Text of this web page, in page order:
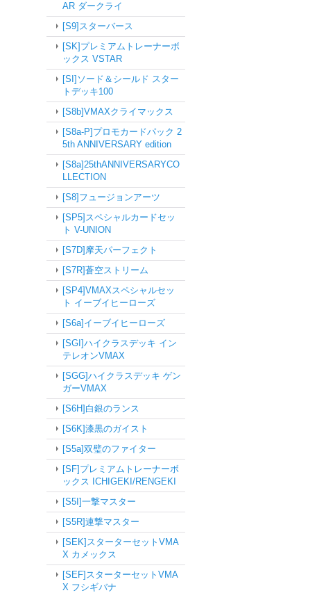
AR ダークライ
[S9]スターバース
[SK]プレミアムトレーナーボ
ックス VSTAR
[SI]ソード＆シールド スター
トデッキ100
[S8b]VMAXクライマックス
[S8a-P]プロモカードパック 2
5th ANNIVERSARY edition
[S8a]25thANNIVERSARYCO
LLECTION
[S8]フュージョンアーツ
[SP5]スペシャルカードセッ
ト V-UNION
[S7D]摩天パーフェクト
[S7R]蒼空ストリーム
[SP4]VMAXスペシャルセッ
ト イーブイヒーローズ
[S6a]イーブイヒーローズ
[SGI]ハイクラスデッキ イン
テレオンVMAX
[SGG]ハイクラスデッキ ゲン
ガーVMAX
[S6H]白銀のランス
[S6K]漆黒のガイスト
[S5a]双璧のファイター
[SF]プレミアムトレーナーボ
ックス ICHIGEKI/RENGEKI
[S5I]一撃マスター
[S5R]連撃マスター
[SEK]スターターセットVMA
X カメックス
[SEF]スターターセットVMA
X フシギバナ